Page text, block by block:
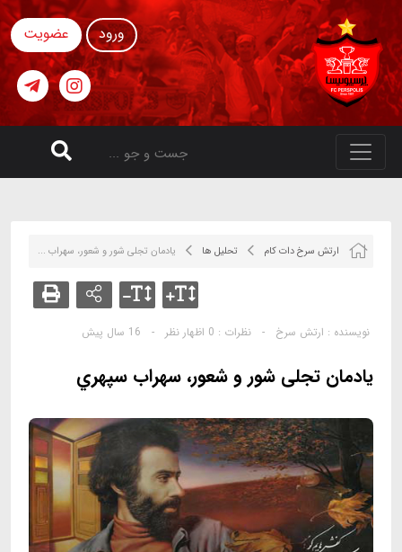
ورود عضویت
ارتش سرخ دات کام تحلیل ها یادمان تجلی شور و شعور، سهراب ...
نویسنده : ارتش سرخ - نظرات : 0 اظهار نظر - 16 سال پیش
یادمان تجلی شور و شعور، سهراب سپهري